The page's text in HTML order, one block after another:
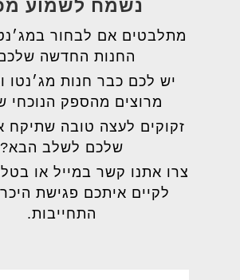
נשמח לשמוע
מתלבטים אם לבחור
החנות החדשה
יש לכם כבר חנות מג׳נטו
מרוצים מהספק הנוכחי
זקוקים לעצה טובה שתיקח
שלכם לשלב הבא?
צרו אתנו קשר במייל או
לקיים איתכם פגישת
התחייבות.